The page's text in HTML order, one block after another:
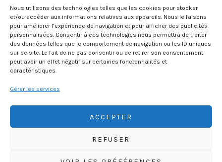
Nous utilisons des technologies telles que les cookies pour stocker
et/ou accéder aux informations relatives aux appareils. Nous le faisons
pour améliorer l’expérience de navigation et pour afficher des publicités
personnalisées. Consentir à ces technologies nous permettra de traiter
des données telles que le comportement de navigation ou les ID uniques
sur ce site. Le fait de ne pas consentir ou de retirer son consentement
peut avoir un effet négatif sur certaines fonctonnalités et
caractéristiques.
Gérer les services
ACCEPTER
REFUSER
Commandos D’Afrique – Libérateurs De La Provence
10 juillet 2026
HISTOIREGEOBD.COM